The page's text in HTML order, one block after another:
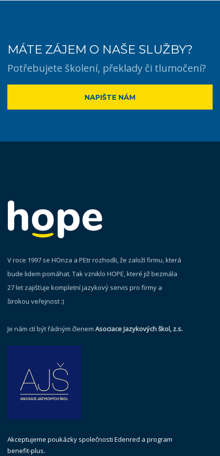
MÁTE ZÁJEM O NAŠE SLUŽBY?
Potřebujete školení, překlady či tlumočení?
NAPIŠTE NÁM
V roce 1997 se HOnza a PEtr rozhodli, že založí firmu, která
bude lidem pomáhat. Tak vzniklo HOPE, které již bezmála
27 let zajišťuje kompletní jazykový servis pro firmy a
širokou veřejnost :)
Je nám ctí být řádným členem Asociace Jazykových škol, z.s.
Akceptujeme poukázky společnosti Edenred a program
benefit-plus.